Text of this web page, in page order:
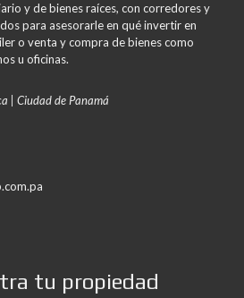
y de bienes raíces, con corredores y
para asesorarle en qué invertir en
o venta y compra de bienes como
u oficinas.
| Ciudad de Panamá
tu propiedad